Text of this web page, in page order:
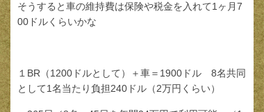
そうすると車の維持費は保険や税金を入れて1ヶ月7
00ドルくらいかな
１BR（1200ドルとして）＋車＝1900ドル 8名共同
として1名当たり負担240ドル（2万円くらい）